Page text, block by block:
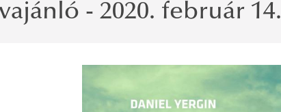
- 2020. február 14.